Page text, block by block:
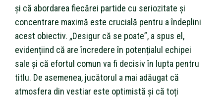
și că abordarea fiecărei partide cu seriozitate și
concentrare maximă este crucială pentru a îndeplini
acest obiectiv. „Desigur că se poate”, a spus el,
evidențiind că are încredere în potențialul echipei
sale și că efortul comun va fi decisiv în lupta pentru
titlu. De asemenea, jucătorul a mai adăugat că
atmosfera din vestiar este optimistă și că toți